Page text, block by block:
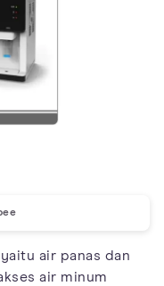
air panas dan
air minum